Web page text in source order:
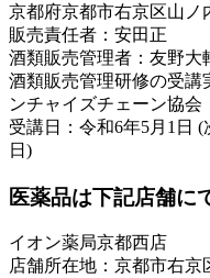
京都府京都市右京区山ノ
販売責任者：安田正
酒類販売管理者：友野大
酒類販売管理研修の受
ンチャイズチェーン協会
受講日：令和6年5月1日
日)
医薬品は下記店舗に
イオン薬局京都西店
店舗所在地：京都市右